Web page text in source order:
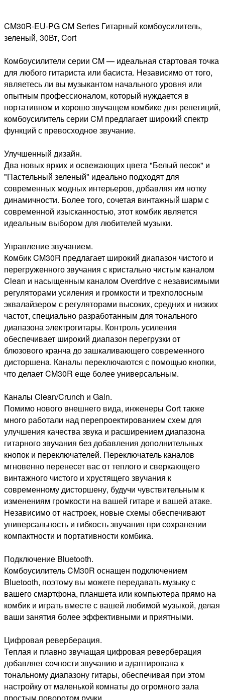
CM30R-EU-PG CM Series Гитарный комбоусилитель,
зеленый, 30Вт, Cort
Комбоусилители серии CM — идеальная стартовая точка
для любого гитариста или басиста. Независимо от того,
являетесь ли вы музыкантом начального уровня или
опытным профессионалом, который нуждается в
портативном и хорошо звучащем комбике для репетиций,
комбоусилитель серии CM предлагает широкий спектр
функций с превосходное звучание.
Улучшенный дизайн.
Два новых ярких и освежающих цвета "Белый песок" и
"Пастельный зеленый" идеально подходят для
современных модных интерьеров, добавляя им нотку
динамичности. Более того, сочетая винтажный шарм с
современной изысканностью, этот комбик является
идеальным выбором для любителей музыки.
Управление звучанием.
Комбик CM30R предлагает широкий диапазон чистого и
перегруженного звучания с кристально чистым каналом
Clean и насыщенным каналом Overdrive с независимыми
регуляторами усиления и громкости и трехполосным
эквалайзером с регуляторами высоких, средних и низких
частот, специально разработанным для тонального
диапазона электрогитары. Контроль усиления
обеспечивает широкий диапазон перегрузки от
блюзового кранча до зашкаливающего современного
дисторшена. Каналы переключаются с помощью кнопки,
что делает CM30R еще более универсальным.
Каналы Clean/Crunch и Gain.
Помимо нового внешнего вида, инженеры Cort также
много работали над перепроектированием схем для
улучшения качества звука и расширением диапазона
гитарного звучания без добавления дополнительных
кнопок и переключателей. Переключатель каналов
мгновенно перенесет вас от теплого и сверкающего
винтажного чистого и хрустящего звучания к
современному дисторшену, будучи чувствительным к
изменениям громкости на вашей гитаре и вашей атаке.
Независимо от настроек, новые схемы обеспечивают
универсальность и гибкость звучания при сохранении
компактности и портативности комбика.
Подключение Bluetooth.
Комбоусилитель CM30R оснащен подключением
Bluetooth, поэтому вы можете передавать музыку с
вашего смартфона, планшета или компьютера прямо на
комбик и играть вместе с вашей любимой музыкой, делая
ваши занятия более эффективными и приятными.
Цифровая реверберация.
Теплая и плавно звучащая цифровая реверберация
добавляет сочности звучанию и адаптирована к
тональному диапазону гитары, обеспечивая при этом
настройку от маленькой комнаты до огромного зала